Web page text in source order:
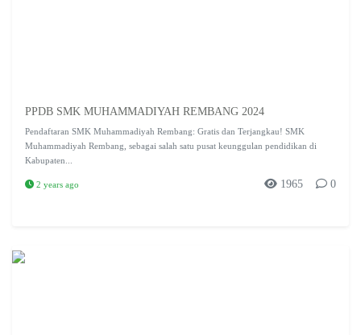
PPDB SMK MUHAMMADIYAH REMBANG 2024
Pendaftaran SMK Muhammadiyah Rembang: Gratis dan Terjangkau! SMK
Muhammadiyah Rembang, sebagai salah satu pusat keunggulan pendidikan di
Kabupaten...
2 years ago 0
1965